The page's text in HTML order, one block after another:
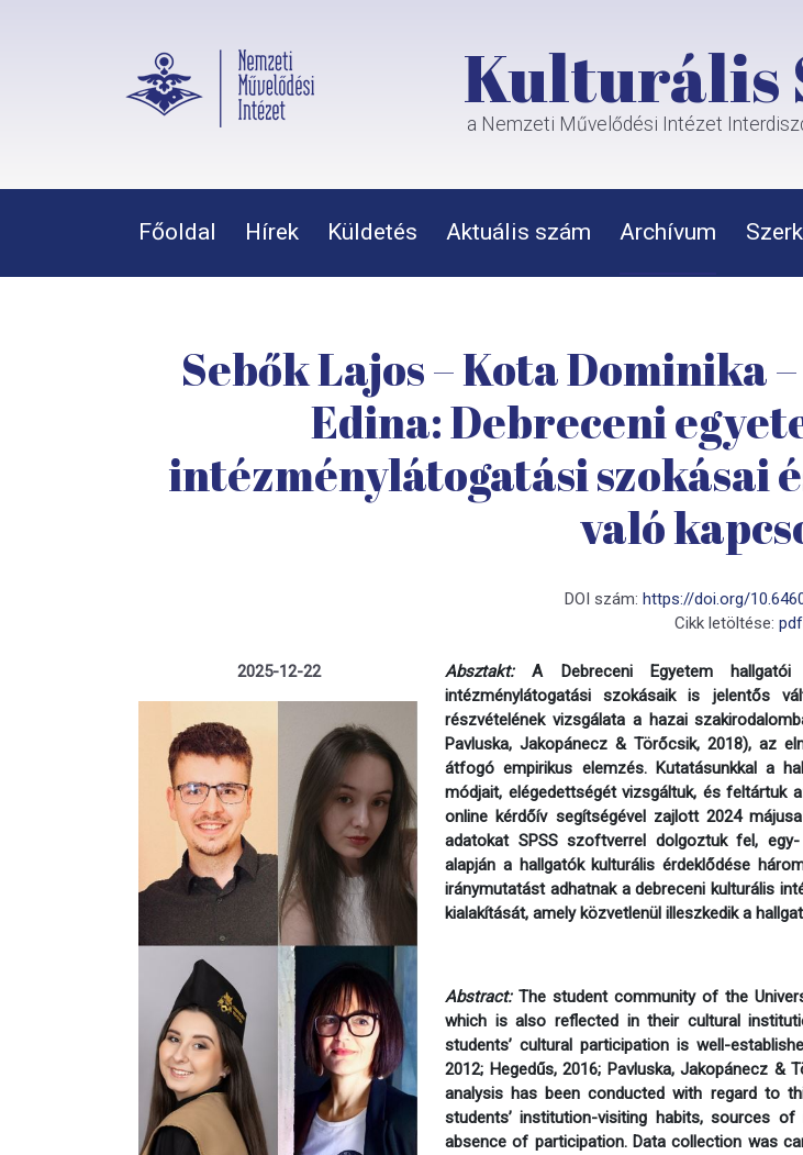
Kulturális
a Nemzeti Művelődési Intézet
Főoldal Hírek Küldetés Aktuális szám Archívum
Sebők Lajos – Kota Dominika
Edina: Debreceni
intézménylátogatási szokásai
való
DOI szám: https://doi.org/
Cikk letöltése: pdf
2025-12-22 Absztakt:A Debreceni Egyetem hallgatói
intézménylátogatási szokásaik is jelentős
részvételének vizsgálata a hazai
Pavluska, Jakopánecz & Törőcsik, 2018), az
átfogó empirikus elemzés. Kutatásunkkal a
módjait, elégedettségét vizsgáltuk, és feltártuk
online kérdőív segítségével zajlott 2024
adatokat SPSS szoftverrel dolgoztuk fel,
alapján a hallgatók kulturális érdeklődése
iránymutatást adhatnak a debreceni kulturális
kialakítását, amely közvetlenül illeszkedik a
Abstract:The student community of the
which is also reflected in their cultural
students’ cultural participation is well-
2012; Hegedűs, 2016; Pavluska, Jakopánecz &
analysis has been conducted with regard to
students’ institution-visiting habits, sources
absence of participation. Data collection was